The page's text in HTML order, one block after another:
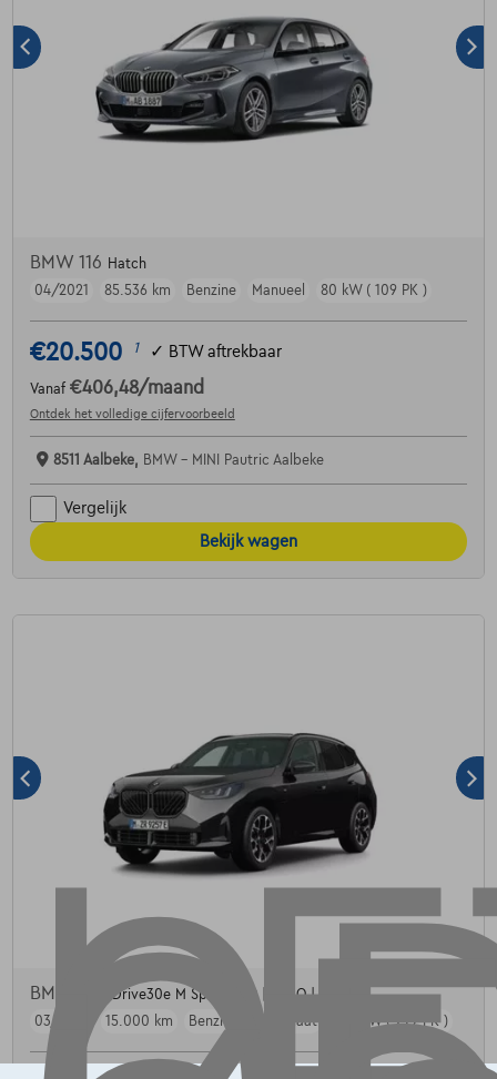
BMW 116 Hatch
04/2021
85.536 km Benzine Manueel 80 kW ( 109 PK )
€20.500 1 ✓ BTW aftrekbaar
Vanaf €406,48/maand
Ontdek het volledige cijfervoorbeeld
8511 Aalbeke, BMW - MINI Pautric Aalbeke
Vergelijk
Bekijk wagen
BMW X3
xDrive30e M Sport PRO | PANO | TOWB |
03/2026
15.000 km Benzine Automaat 220 kW ( 299 PK )